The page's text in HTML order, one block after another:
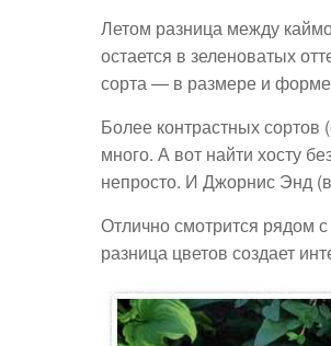
Летом разница между
остается в зеленоватых
сорта — в размере и форме
Более контрастных
много. А вот найти хосту
непросто. И Джорнис Энд
Отлично смотрится рядом с
разница цветов создает